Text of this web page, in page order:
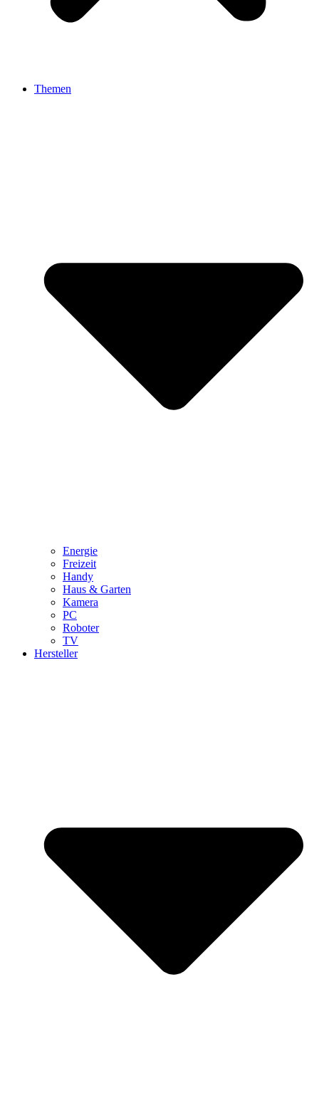
Themen
Energie
Freizeit
Handy
Haus & Garten
Kamera
PC
Roboter
TV
Hersteller